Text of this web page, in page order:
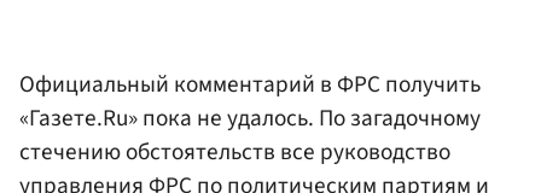
Официальный комментарий в ФРС получить
«Газете.Ru» пока не удалось. По загадочному
стечению обстоятельств все руководство
управления ФРС по политическим партиям и